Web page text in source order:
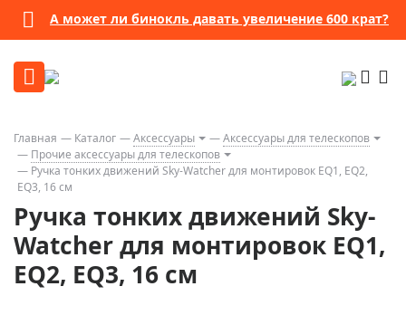
А может ли бинокль давать увеличение 600 крат?
Главная Каталог Аксессуары
Аксессуары для телескопов
Прочие аксессуары для телескопов
Ручка тонких движений Sky-Watcher для монтировок EQ1, EQ2,
EQ3, 16 см
Ручка тонких движений Sky-
Watcher для монтировок EQ1,
EQ2, EQ3, 16 см